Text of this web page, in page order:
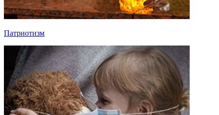
Патриотизм